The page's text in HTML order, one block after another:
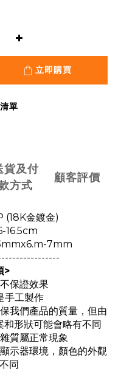
立即購買
單
貨及付
方式
顧客評價
(18K金鍍金)
16.5cm
7mm
>
保證效果
手工製作
我們產品的質量，但由
形狀可能會略有不同
質屬正常現象
示器環境，顏色的外觀
同